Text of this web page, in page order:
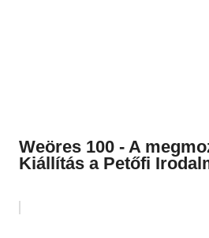
Weöres 100 - A
Kiállítás a Petőfi